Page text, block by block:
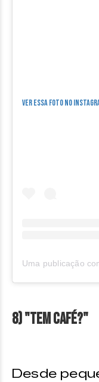
Ver essa foto no
8) "Tem café?"
Desde